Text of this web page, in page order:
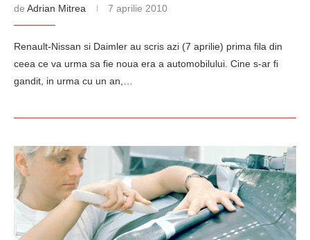
de Adrian Mitrea 7 aprilie 2010
Renault-Nissan si Daimler au scris azi (7 aprilie) prima fila din
ceea ce va urma sa fie noua era a automobilului. Cine s-ar fi
gandit, in urma cu un an,…